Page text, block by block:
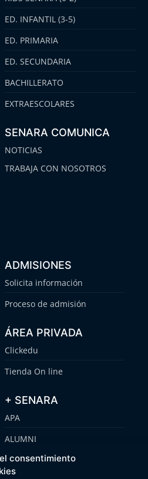
consentimiento
ED. INFANTIL (3-5)
ED. PRIMARIA
ED. SECUNDARIA
BACHILLERATO
EXTRAESCOLARES
SENARA COMUNICA
NOTICIAS
TRABAJA CON NOSOTROS
ADMISIONES
Solicita información
Proceso de admisión
ÁREA PRIVADA
Clickedu
Tienda On line
+ SENARA
APA
ALUMNI
SENARA SENIOR